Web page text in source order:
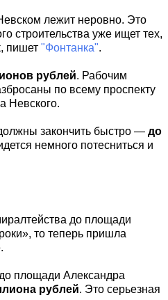
лежит неровно. Это
строительства уже ищет тех,
пишет"Фонтанка".
рублей. Рабочим
по всему проспекту
Невского.
закончить быстро — до
немного потесниться и
до площади
то теперь пришла
площади Александра
рублей. Это серьезная